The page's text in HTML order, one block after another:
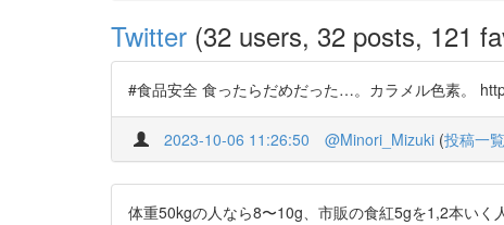
Twitter (32 users, 32 posts, 121
#食品安全 食ったらだめだった…。カラメル色素。
2023-10-06 11:26:50 @Minori_Mizuki (投稿一覧
体重50kgの人なら8〜10g、市販の食紅5gを1,2本い